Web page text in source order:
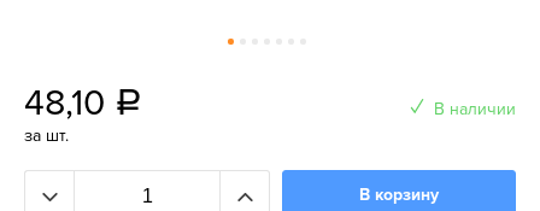
48,10 a
за шт.
В наличии
В корзину